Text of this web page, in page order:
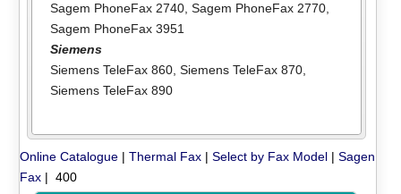
Sagem PhoneFax 2740, Sagem PhoneFax 2770,
Sagem PhoneFax 3951
Siemens
Siemens TeleFax 860, Siemens TeleFax 870,
Siemens TeleFax 890
Online Catalogue |Thermal Fax |Select by Fax Model |Sagen
Fax | 400